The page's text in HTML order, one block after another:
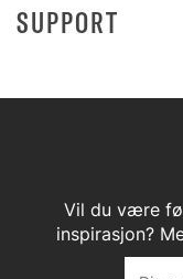
SUPPORT
Vil du være
inspirasjon?